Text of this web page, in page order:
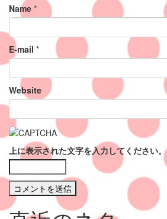
Name *
E-mail *
Website
上に表示された文字を入力してください。